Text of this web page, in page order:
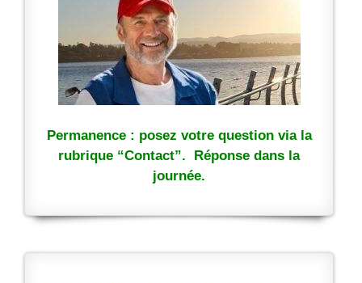
Permanence : posez votre question via la
rubrique “Contact”. Réponse dans la
journée.